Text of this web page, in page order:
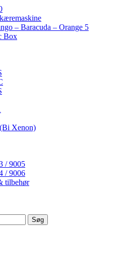
– Baracuda – Orange 5
Box
Xenon)
/ 9005
/ 9006
tilbehør
Søg